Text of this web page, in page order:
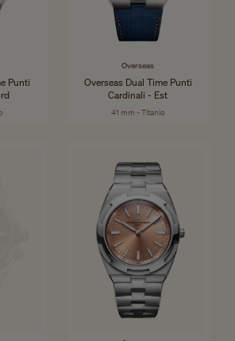
Punti
Overseas
Overseas Dual Time Punti
Cardinali - Est
41 mm - Titanio